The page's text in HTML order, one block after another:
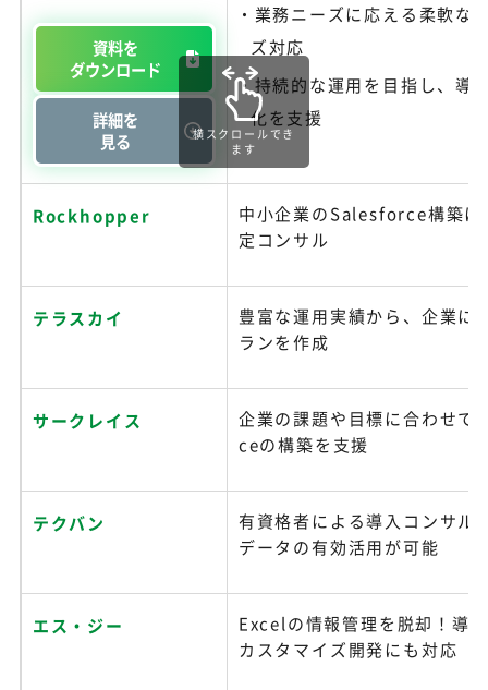
資料を
ダウンロード
詳細を
見る
業務ニーズに応える柔軟な
ズ対応
持続的な運用を目指し、導
化を支援
Rockhopper
中小企業のSalesforce構築に
定コンサル
テラスカイ
豊富な運用実績から、企業に
ランを作成
サークレイス
企業の課題や目標に合わせ
ceの構築を支援
テクバン
有資格者による導入コンサル
データの有効活用が可能
エス・ジー
Excelの情報管理を脱却！導
カスタマイズ開発にも対応
横スクロールでき
ます